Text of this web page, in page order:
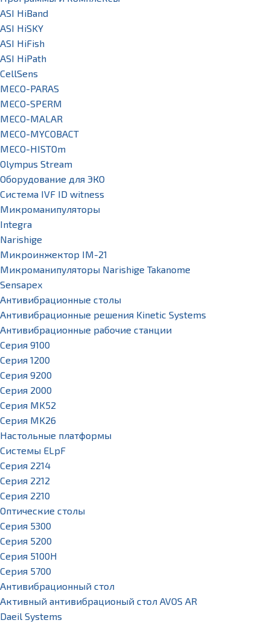
ASI HiBand
ASI HiSKY
ASI HiFish
ASI HiPath
CellSens
MECO-PARAS
MECO-SPERM
MECO-MALAR
MECO-MYCOBACT
MECO-HISTOm
Olympus Stream
Оборудование для ЭКО
Система IVF ID witness
Микроманипуляторы
Integra
Narishige
Микроинжектор IM-21
Микроманипуляторы Narishige Takanome
Sensapex
Антивибрационные столы
Антивибрационные решения Kinetic Systems
Антивибрационные рабочие станции
Серия 9100
Серия 1200
Серия 9200
Серия 2000
Серия MK52
Серия MK26
Настольные платформы
Системы ELpF
Серия 2214
Серия 2212
Серия 2210
Оптические столы
Серия 5300
Серия 5200
Серия 5100H
Серия 5700
Антивибрационный стол
Активный антивибрационый стол AVOS AR
Daeil Systems